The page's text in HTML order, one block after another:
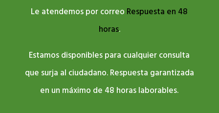
Le atendemos por correo Respuesta en 48
horas.
Estamos disponibles para cualquier consulta
que surja al ciudadano. Respuesta garantizada
en un máximo de 48 horas laborables.